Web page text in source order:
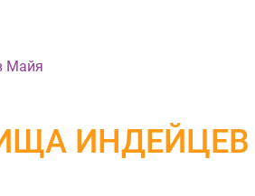
Майя